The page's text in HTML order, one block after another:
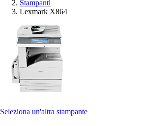
Stampanti
Lexmark X864
Seleziona un'altra stampante